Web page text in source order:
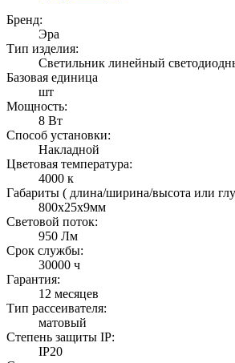
Бренд:
Эра
Тип изделия:
Светильник линейный
Базовая единица
шт
Мощность:
8 Вт
Способ установки:
Накладной
Цветовая температура:
4000 к
Габариты ( длина/ширина/высота или
800х25х9мм
Световой поток:
950 Лм
Срок службы:
30000 ч
Гарантия:
12 месяцев
Тип рассеивателя:
матовый
Степень защиты IP:
IP20